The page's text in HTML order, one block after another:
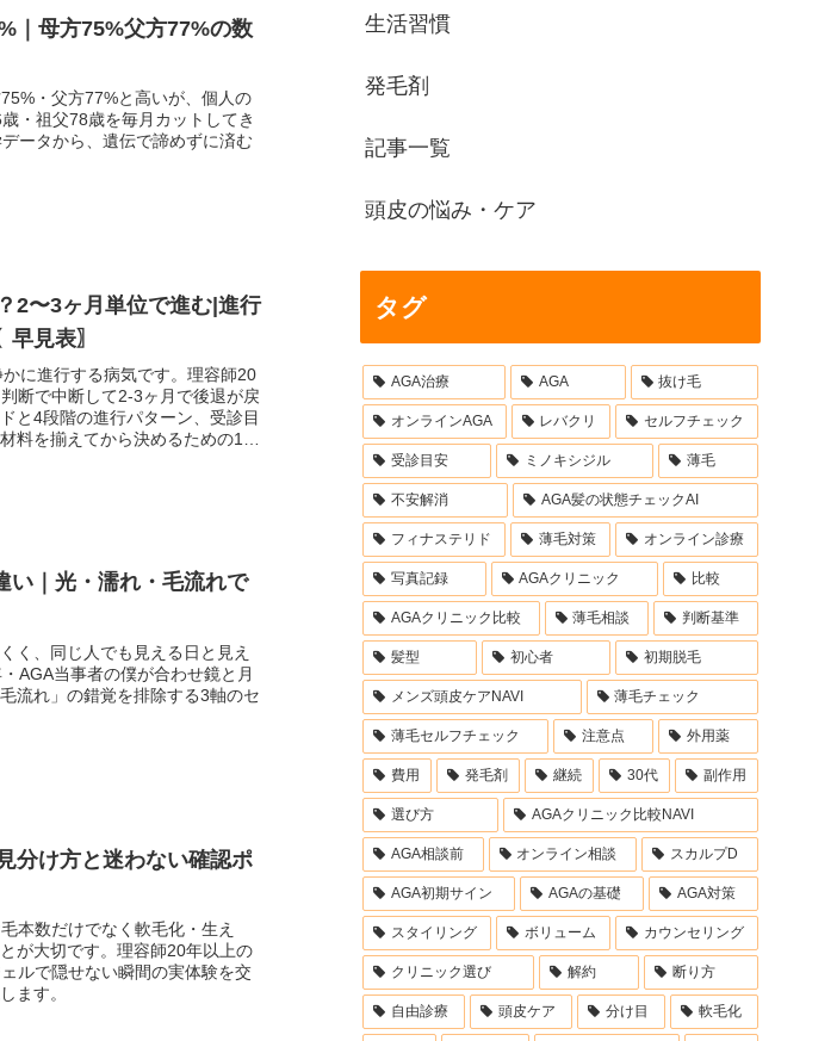
｜母方75%父方77%の数
・父方77%と高いが、個人の
・祖父78歳を毎月カットしてき
ータから、遺伝で諦めずに済む
2〜3ヶ月単位で進む|進行
見表〗
に進行する病気です。理容師20
断で中断して2-3ヶ月で後退が戻
と4段階の進行パターン、受診目
料を揃えてから決めるための1記
い｜光・濡れ・毛流れで
く、同じ人でも見える日と見え
AGA当事者の僕が合わせ鏡と月
流れ」の錯覚を排除する3軸のセ
分け方と迷わない確認ポ
本数だけでなく軟毛化・生え
が大切です。理容師20年以上の
ルで隠せない瞬間の実体験を交
ます。
生活習慣
発毛剤
記事一覧
頭皮の悩み・ケア
タグ
AGA治療 AGA 抜け毛
オンラインAGA レバクリ セルフチェック
受診目安 ミノキシジル 薄毛
不安解消 AGA髪の状態チェックAI
フィナステリド 薄毛対策 オンライン診療
写真記録 AGAクリニック 比較
AGAクリニック比較 薄毛相談 判断基準
髪型 初心者 初期脱毛
メンズ頭皮ケアNAVI 薄毛チェック
薄毛セルフチェック 注意点 外用薬
費用 発毛剤 継続 30代 副作用
選び方 AGAクリニック比較NAVI
AGA相談前 オンライン相談 スカルプD
AGA初期サイン AGAの基礎 AGA対策
スタイリング ボリューム カウンセリング
クリニック選び 解約 断り方
自由診療 頭皮ケア 分け目 軟毛化